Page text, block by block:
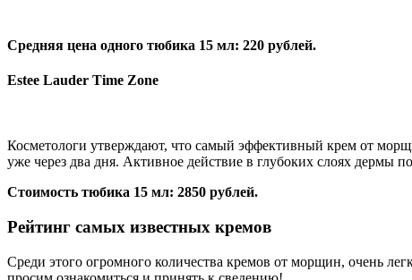
Средняя цена одного тюбика 15 мл: 220 рублей.
Estee Lauder Time Zone
Косметологи утверждают, что самый эффективный крем от
уже через два дня. Активное действие в глубоких слоях дермы
Стоимость тюбика 15 мл: 2850 рублей.
Рейтинг самых известных кремов
Среди этого огромного количества кремов от морщин, очень